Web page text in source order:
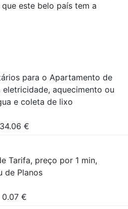
este belo país tem a
para o Apartamento de
aquecimento ou
e coleta de lixo
34.06 €
Tarifa, preço por 1 min,
de Planos
0.07 €